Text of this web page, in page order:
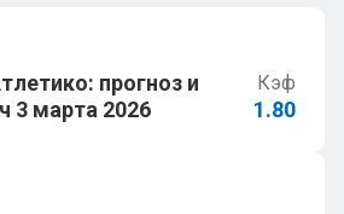
прогноз и
3 марта 2026
Кэф
1.80